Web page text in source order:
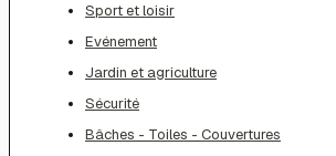
Sport et loisir
Evénement
Jardin et agriculture
Sécurité
Bâches - Toiles - Couvertures